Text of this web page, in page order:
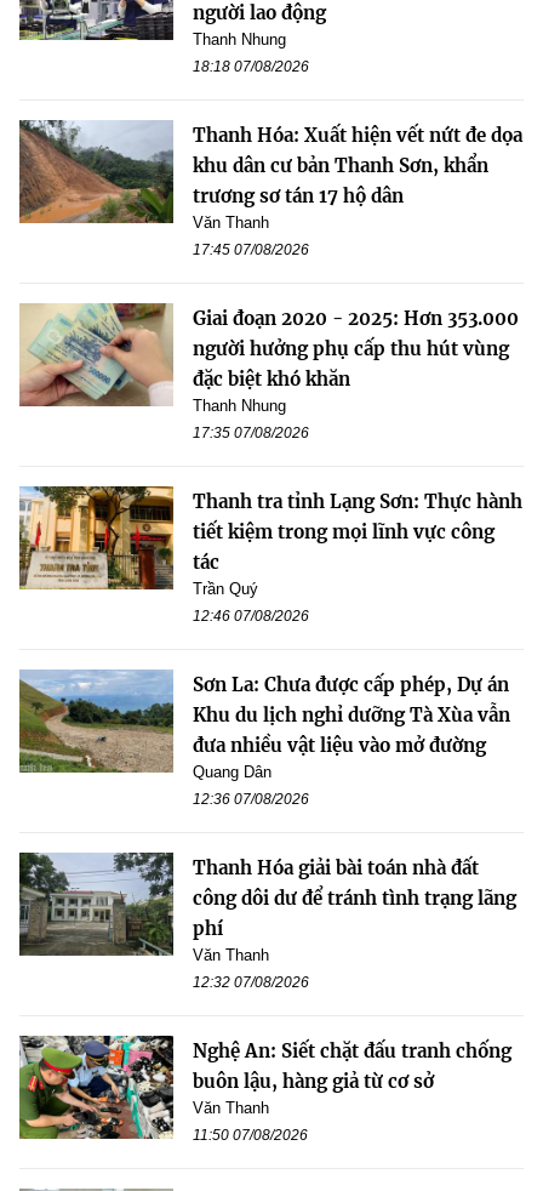
người lao động
Thanh Nhung
18:18 07/08/2026
Thanh Hóa: Xuất hiện vết nứt đe dọa
khu dân cư bản Thanh Sơn, khẩn
trương sơ tán 17 hộ dân
Văn Thanh
17:45 07/08/2026
Giai đoạn 2020 - 2025: Hơn 353.000
người hưởng phụ cấp thu hút vùng
đặc biệt khó khăn
Thanh Nhung
17:35 07/08/2026
Thanh tra tỉnh Lạng Sơn: Thực hành
tiết kiệm trong mọi lĩnh vực công
tác
Trần Quý
12:46 07/08/2026
Sơn La: Chưa được cấp phép, Dự án
Khu du lịch nghỉ dưỡng Tà Xùa vẫn
đưa nhiều vật liệu vào mở đường
Quang Dân
12:36 07/08/2026
Thanh Hóa giải bài toán nhà đất
công dôi dư để tránh tình trạng lãng
phí
Văn Thanh
12:32 07/08/2026
Nghệ An: Siết chặt đấu tranh chống
buôn lậu, hàng giả từ cơ sở
Văn Thanh
11:50 07/08/2026